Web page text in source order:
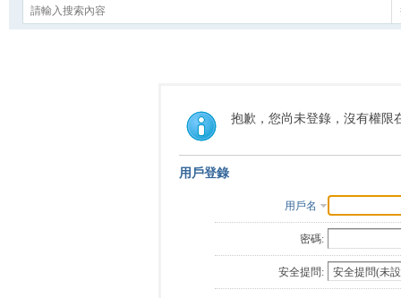
抱歉，您尚未登錄，沒有權限
用戶登錄
用戶名
密碼:
安全提問: